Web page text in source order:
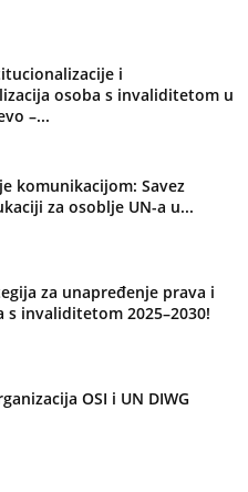
i
osoba s invaliditetom u
–...
komunikacijom: Savez
za osoblje UN-a u...
za unapređenje prava i
s invaliditetom 2025–2030!
OSI i UN DIWG